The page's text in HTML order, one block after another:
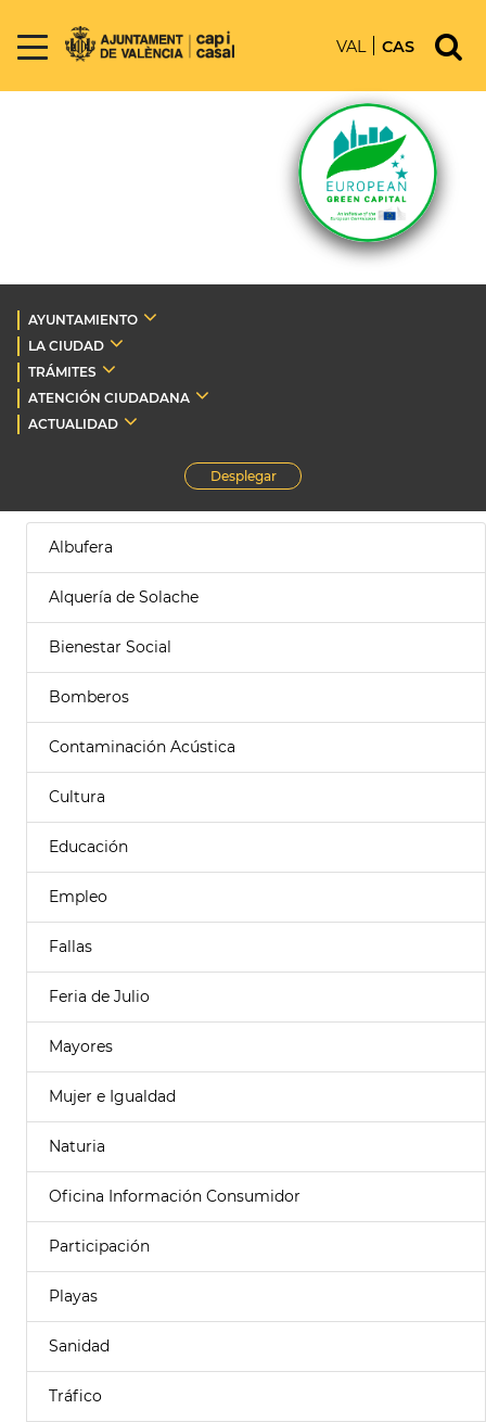
VAL CAS
AYUNTAMIENTO
LA CIUDAD
TRÁMITES
ATENCIÓN CIUDADANA
ACTUALIDAD
Desplegar
Albufera
Alquería de Solache
Bienestar Social
Bomberos
Contaminación Acústica
Cultura
Educación
Empleo
Fallas
Feria de Julio
Mayores
Mujer e Igualdad
Naturia
Oficina Información Consumidor
Participación
Playas
Sanidad
Tráfico